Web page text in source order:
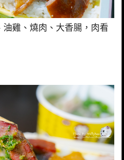
雞、燒肉、大香腸，肉看